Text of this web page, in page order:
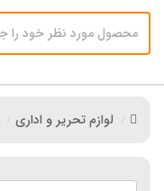
لوازم تحریر و اداری